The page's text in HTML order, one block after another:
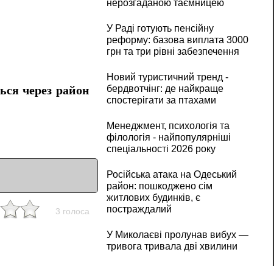
через район
3 голоса
нерозгаданою таємницею
У Раді готують пенсійну
реформу: базова виплата 3000
грн та три рівні забезпечення
Новий туристичний тренд -
бердвотчінг: де найкраще
спостерігати за птахами
Менеджмент, психологія та
філологія - найпопулярніші
спеціальності 2026 року
Російська атака на Одеський
район: пошкоджено сім
житлових будинків, є
постраждалий
У Миколаєві пролунав вибух —
тривога тривала дві хвилини